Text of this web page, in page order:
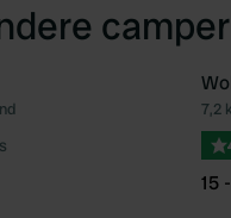
Favoriet
7,2
15